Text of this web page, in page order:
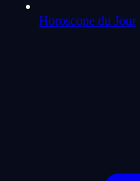
Horoscope du Jour